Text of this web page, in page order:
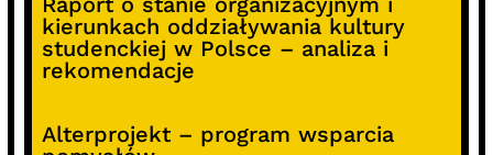
kierunkach oddziaływania kultury
studenckiej w Polsce – analiza i
rekomendacje
Alterprojekt – program wsparcia